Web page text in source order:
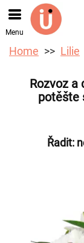
Objednávky
doručení
Menu
Home Lilie
Rozvoz a
potěšte
Řadit: